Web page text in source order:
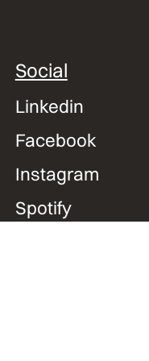
Social
Linkedin
Facebook
Instagram
Spotify